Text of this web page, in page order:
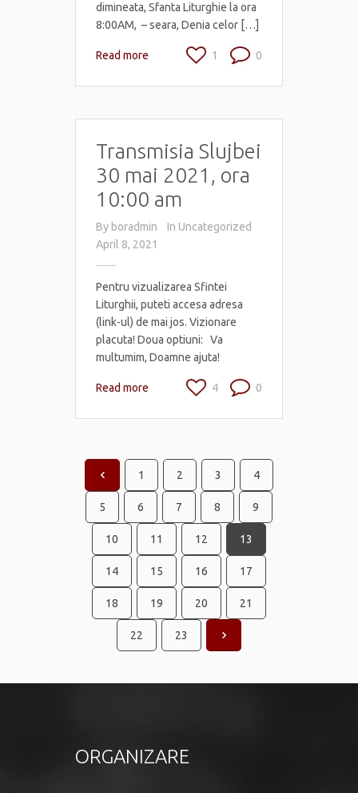
dimineata, Sfanta Liturghie la ora
8:00AM, – seara, Denia celor […]
Read more 0
1
Transmisia Slujbei
30 mai 2021, ora
10:00 am
By boradmin In Uncategorized
April 8, 2021
Pentru vizualizarea Sfintei
Liturghii, puteti accesa adresa
(link-ul) de mai jos. Vizionare
placuta! Doua optiuni: Va
multumim, Doamne ajuta!
Read more 0
4
1 2 3 4
5 6 7 8 9
10 11 12 13
14 15 16 17
18 19 20 21
22 23
ORGANIZARE